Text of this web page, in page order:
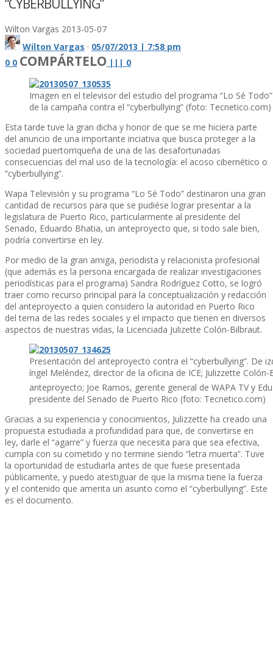
“CYBERBULLYING”
Wilton Vargas 2013-05-07
Wilton Vargas · 05/07/2013 | 7:58 pm
0 0 COMPÁRTELO | | | 0
Imagen en el televisor del estudio del programa “Lo Sé
de la campaña contra el “cyberbullying” (foto: Tecnetico.com)
Esta tarde tuve la gran dicha y honor de que se me hiciera parte
del anuncio de una importante inciativa que busca proteger a la
sociedad puertorriqueña de una de las desafortunadas
consecuencias del mal uso de la tecnologí­a: el acoso cibernético o
“cyberbullying”.
Wapa Televisión y su programa “Lo Sé Todo” destinaron una gran
cantidad de recursos para que se pudiése lograr presentar a la
legislatura de Puerto Rico, particularmente al presidente del
Senado, Eduardo Bhatia, un anteproyecto que, si todo sale bien,
podrí­a convertirse en ley.
Por medio de la gran amiga, periodista y relacionista profesional
(que además es la persona encargada de realizar investigaciones
periodí­sticas para el programa) Sandra Rodrí­guez Cotto, se logró
traer como recurso principal para la conceptualización y redacción
del anteproyecto a quien considero la autoridad en Puerto Rico
del tema de las redes sociales y el impacto que tienen en diversos
aspectos de nuestras vidas, la Licenciada Julizette Colón-Bilbraut.
Presentación del anteproyecto contra el “cyberbullying”. De
íngel Meléndez, director de la oficina de ICE; Julizzette
anteproyecto; Joe Ramos, gerente general de WAPA TV y
presidente del Senado de Puerto Rico (foto: Tecnetico.com)
Gracias a su experiencia y conocimientos, Julizzette ha creado una
propuesta estudiada a profundidad para que, de convertirse en
ley, darle el “agarre” y fuerza que necesita para que sea efectiva,
cumpla con su cometido y no termine siendo “letra muerta”. Tuve
la oportunidad de estudiarla antes de que fuese presentada
públicamente, y puedo atestiguar de que la misma tiene la fuerza
y el contenido que amerita un asunto como el “cyberbullying”. Este
es el documento.